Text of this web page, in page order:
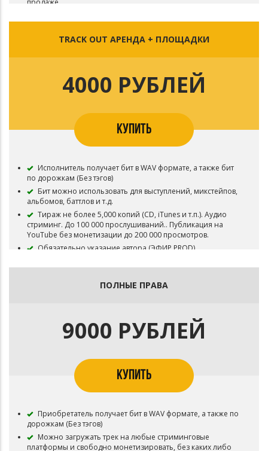
продаже.
TRACK OUT АРЕНДА + ПЛОЩАДКИ
4000 РУБЛЕЙ
КУПИТЬ
Исполнитель получает бит в WAV формате, а также бит
по дорожкам (Без тэгов)
Бит можно использовать для выступлений, микстейпов,
альбомов, баттлов и т.д.
Тираж не более 5,000 копий (CD, iTunes и т.п.). Аудио
стриминг. До 100 000 прослушиваний.. Публикация на
YouTube без монетизации до 200 000 просмотров.
Обязательно указание автора (ЭФИР PROD).
ПОЛНЫЕ ПРАВА
9000 РУБЛЕЙ
КУПИТЬ
Приобретатель получает бит в WAV формате, а также по
дорожкам (Без тэгов)
Можно загружать трек на любые стриминговые
платформы и свободно монетизировать, без каких либо